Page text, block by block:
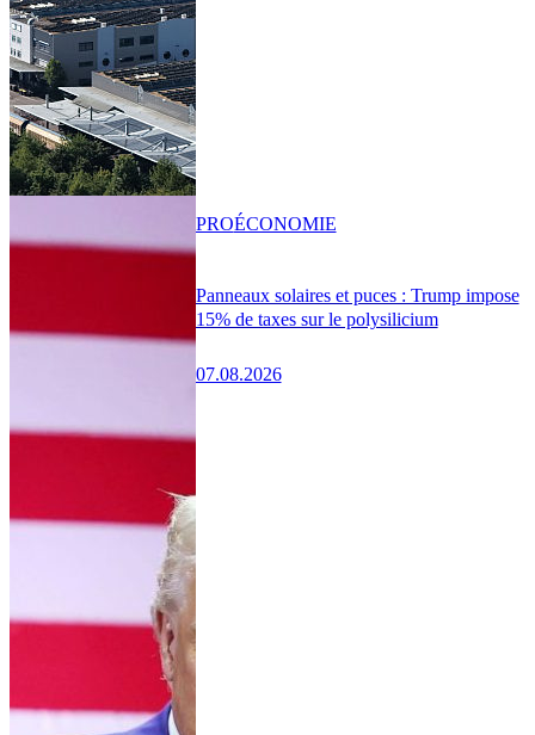
Panneaux solaires et puces : Trump impose
15% de taxes sur le polysilicium
07.08.2026
PROÉCONOMIE